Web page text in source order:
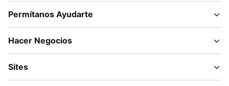
Permítanos Ayudarte
Hacer Negocios
Sites